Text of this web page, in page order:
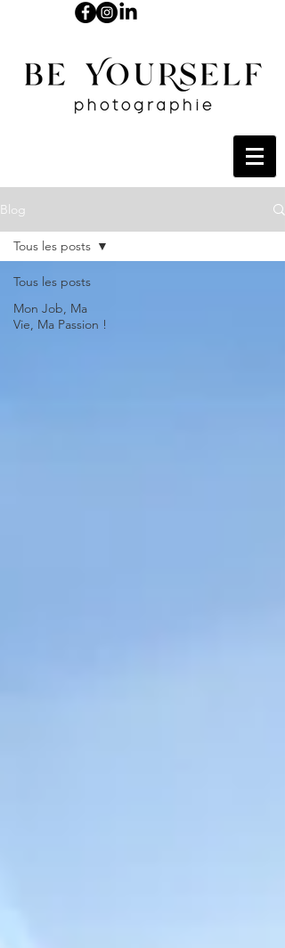
Blog
Tous les posts
Mon Job, Ma
Vie, Ma Passion !
Tous les posts